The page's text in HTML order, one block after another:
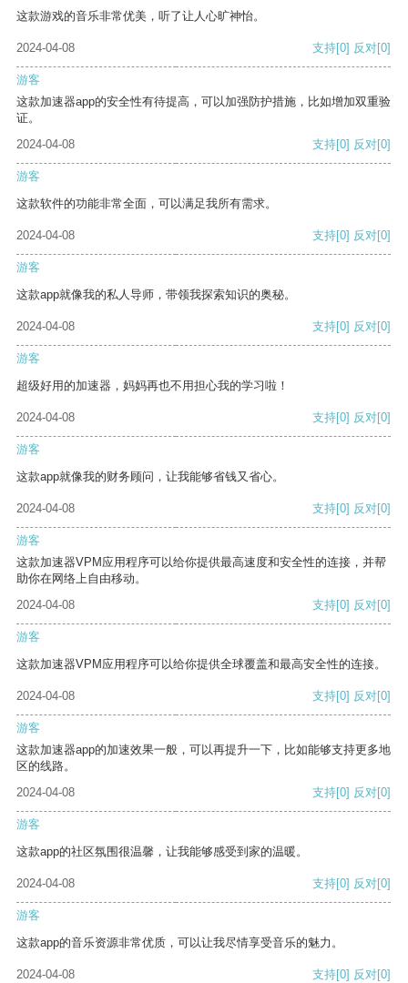
这款游戏的音乐非常优美，听了让人心旷神怡。
2024-04-08 支持[0] 反对[0]
游客
这款加速器app的安全性有待提高，可以加强防护措施，比如增加双重验
证。
2024-04-08
支持[0] 反对[0]
游客
这款软件的功能非常全面，可以满足我所有需求。
2024-04-08 支持[0] 反对[0]
游客
这款app就像我的私人导师，带领我探索知识的奥秘。
2024-04-08 支持[0] 反对[0]
游客
超级好用的加速器，妈妈再也不用担心我的学习啦！
2024-04-08 支持[0] 反对[0]
游客
这款app就像我的财务顾问，让我能够省钱又省心。
2024-04-08 支持[0] 反对[0]
游客
这款加速器VPM应用程序可以给你提供最高速度和安全性的连接，并帮
助你在网络上自由移动。
2024-04-08
支持[0] 反对[0]
游客
这款加速器VPM应用程序可以给你提供全球覆盖和最高安全性的连接。
2024-04-08 支持[0] 反对[0]
游客
这款加速器app的加速效果一般，可以再提升一下，比如能够支持更多地
区的线路。
2024-04-08
支持[0] 反对[0]
游客
这款app的社区氛围很温馨，让我能够感受到家的温暖。
2024-04-08 支持[0] 反对[0]
游客
这款app的音乐资源非常优质，可以让我尽情享受音乐的魅力。
2024-04-08 支持[0] 反对[0]